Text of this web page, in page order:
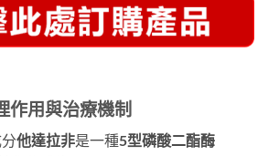
作用與治療機制
他達拉非是一種5型磷酸二酯酶